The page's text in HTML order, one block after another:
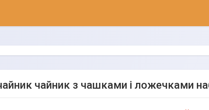
чайник з чашками і ложечками